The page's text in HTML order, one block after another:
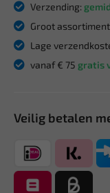
Verzending:
Groot
Lage
vanaf € 75 gratis
Veilig betalen